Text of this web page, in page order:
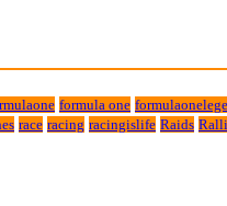
formula one
race racing racingislife Raids